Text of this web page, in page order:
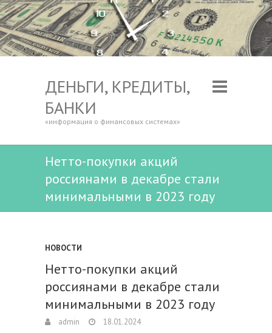
ДЕНЬГИ, КРЕДИТЫ,
БАНКИ
«информация о финансовых системах»
Нетто-покупки акций
россиянами в декабре стали
минимальными в 2023 году
НОВОСТИ
Нетто-покупки акций
россиянами в декабре стали
минимальными в 2023 году
admin 18.01.2024